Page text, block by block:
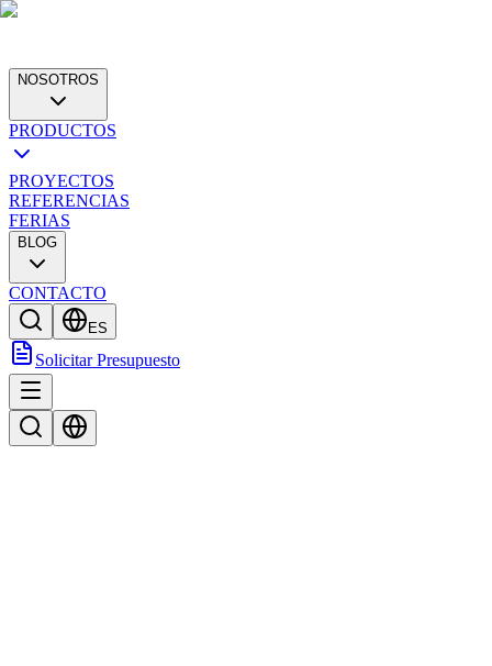
NOSOTROS
PRODUCTOS
PROYECTOS
REFERENCIAS
FERIAS
BLOG
CONTACTO
ES
Solicitar Presupuesto